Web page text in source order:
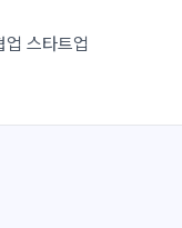
스타트업